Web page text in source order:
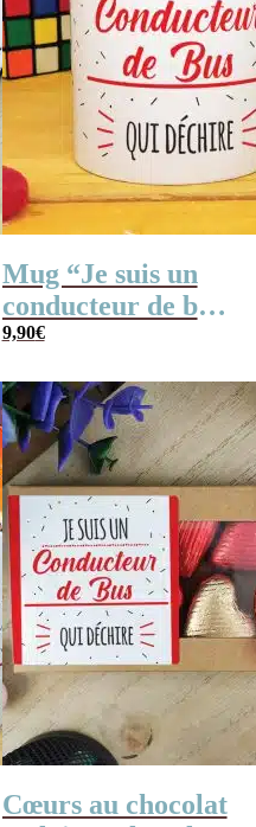
Mug “Je suis un
conducteur de bus
qui déchire”
9,90€
Cœurs au chocolat